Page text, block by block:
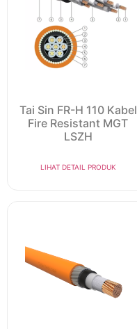
Tai Sin FR-H 110 Kabel
Fire Resistant MGT
LSZH
LIHAT DETAIL PRODUK